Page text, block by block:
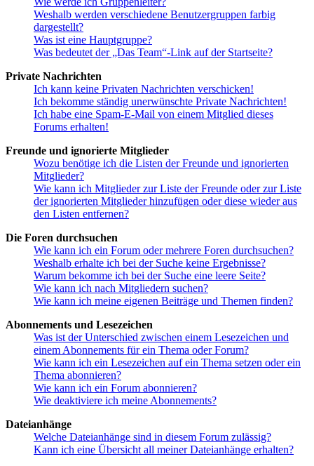
Weshalb werden verschiedene Benutzergruppen farbig
dargestellt?
Was ist eine Hauptgruppe?
Was bedeutet der „Das Team“-Link auf der Startseite?
Private Nachrichten
Ich kann keine Privaten Nachrichten verschicken!
Ich bekomme ständig unerwünschte Private Nachrichten!
Ich habe eine Spam-E-Mail von einem Mitglied dieses
Forums erhalten!
Freunde und ignorierte Mitglieder
Wozu benötige ich die Listen der Freunde und ignorierten
Mitglieder?
Wie kann ich Mitglieder zur Liste der Freunde oder zur Liste
der ignorierten Mitglieder hinzufügen oder diese wieder aus
den Listen entfernen?
Die Foren durchsuchen
Wie kann ich ein Forum oder mehrere Foren durchsuchen?
Weshalb erhalte ich bei der Suche keine Ergebnisse?
Warum bekomme ich bei der Suche eine leere Seite?
Wie kann ich nach Mitgliedern suchen?
Wie kann ich meine eigenen Beiträge und Themen finden?
Abonnements und Lesezeichen
Was ist der Unterschied zwischen einem Lesezeichen und
einem Abonnements für ein Thema oder Forum?
Wie kann ich ein Lesezeichen auf ein Thema setzen oder ein
Thema abonnieren?
Wie kann ich ein Forum abonnieren?
Wie deaktiviere ich meine Abonnements?
Dateianhänge
Welche Dateianhänge sind in diesem Forum zulässig?
Kann ich eine Übersicht all meiner Dateianhänge erhalten?